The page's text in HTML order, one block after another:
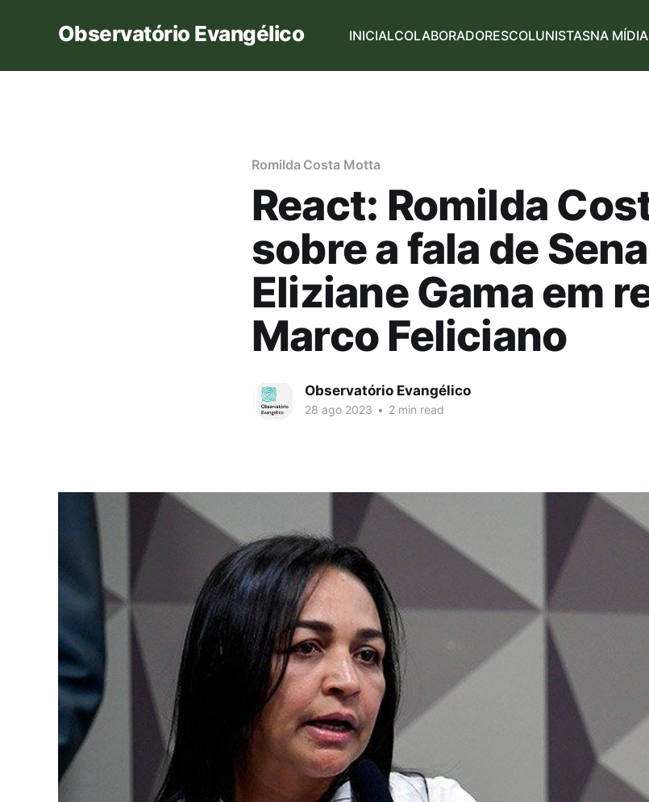
Observatório Evangélico INICIALCOLABORADORESCOLUNISTASNA MÍDIA
Romilda Costa Motta
React: Romilda
sobre a fala de
Eliziane Gama em
Marco Feliciano
Observatório Evangélico
28 ago 2023 • 2 min read